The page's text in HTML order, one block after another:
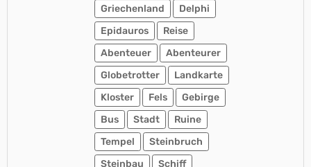
Griechenland
Delphi
Epidauros
Reise
Abenteuer
Abenteurer
Globetrotter
Landkarte
Kloster
Fels
Gebirge
Bus
Stadt
Ruine
Tempel
Steinbruch
Steinbau
Schiff